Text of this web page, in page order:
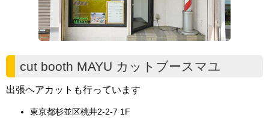
cut booth MAYU カットブースマユ
出張ヘアカットも行っています
東京都杉並区桃井2-2-7 1F